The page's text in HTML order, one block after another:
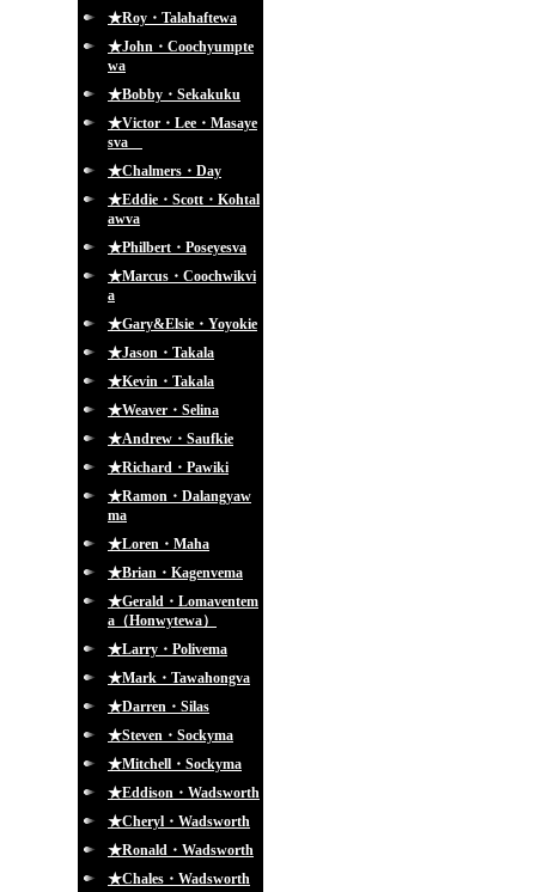
★Roy・Talahaftewa
★John・Coochyumpte
wa
★Bobby・Sekakuku
★Victor・Lee・Masaye
sva
★Chalmers・Day
★Eddie・Scott・Kohtal
awva
★Philbert・Poseyesva
★Marcus・Coochwikvi
a
★Gary&Elsie・Yoyokie
★Jason・Takala
★Kevin・Takala
★Weaver・Selina
★Andrew・Saufkie
★Richard・Pawiki
★Ramon・Dalangyaw
ma
★Loren・Maha
★Brian・Kagenvema
★Gerald・Lomaventem
a（Honwytewa）
★Larry・Polivema
★Mark・Tawahongva
★Darren・Silas
★Steven・Sockyma
★Mitchell・Sockyma
★Eddison・Wadsworth
★Cheryl・Wadsworth
★Ronald・Wadsworth
★Chales・Wadsworth